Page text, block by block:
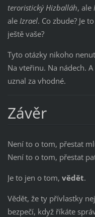
teroristický Hizballáh, ale
ale Izrael. Co zbude? Je
ještě vaše?
Tyto otázky nikoho
Na vteřinu. Na nádech.
uznal za vhodné.
Závěr
Není to o tom, přestat
Není to o tom, přestat
Je to jen o tom, vědět.
Vědět, že ty přívlastky
bezpečí, když říkáte